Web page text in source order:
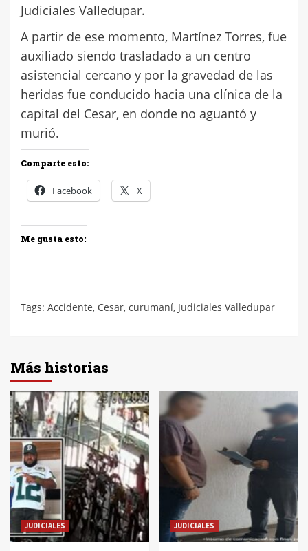
Judiciales Valledupar.
A partir de ese momento, Martínez Torres, fue
auxiliado siendo trasladado a un centro
asistencial cercano y por la gravedad de las
heridas fue conducido hacia una clínica de la
capital del Cesar, en donde no aguantó y
murió.
Comparte esto:
Facebook X
Me gusta esto:
Tags: Accidente, Cesar, curumaní, Judiciales Valledupar
Más historias
JUDICIALES JUDICIALES